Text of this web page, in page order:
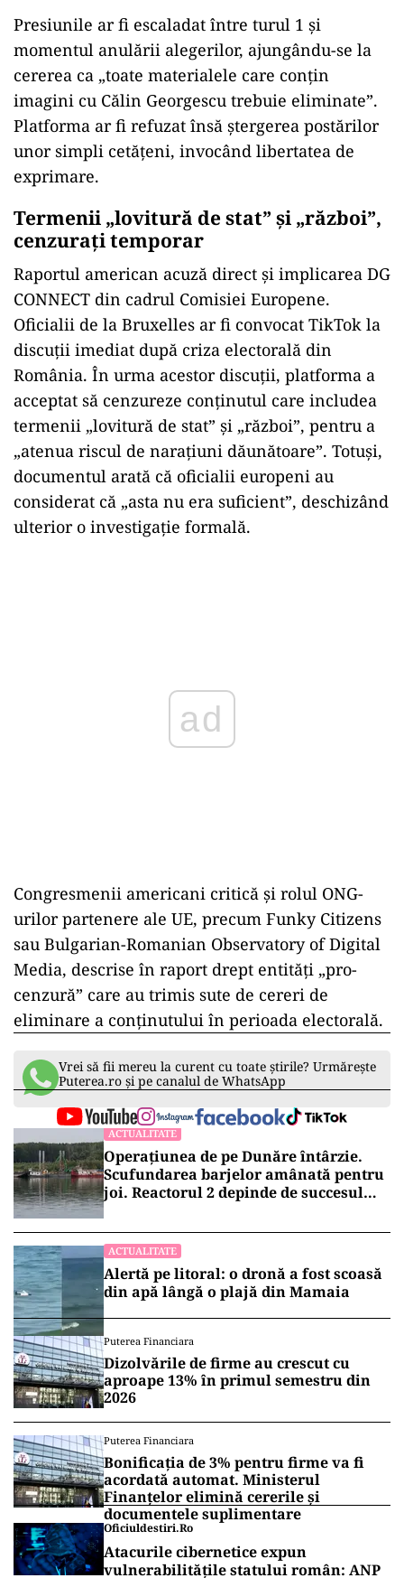
Presiunile ar fi escaladat între turul 1 și
momentul anulării alegerilor, ajungându-se la
cererea ca „toate materialele care conțin
imagini cu Călin Georgescu trebuie eliminate”.
Platforma ar fi refuzat însă ștergerea postărilor
unor simpli cetățeni, invocând libertatea de
exprimare.
Termenii „lovitură de stat” și „război”,
cenzurați temporar
Raportul american acuză direct și implicarea DG
CONNECT din cadrul Comisiei Europene.
Oficialii de la Bruxelles ar fi convocat TikTok la
discuții imediat după criza electorală din
România. În urma acestor discuții, platforma a
acceptat să cenzureze conținutul care includea
termenii „lovitură de stat” și „război”, pentru a
„atenua riscul de narațiuni dăunătoare”. Totuși,
documentul arată că oficialii europeni au
considerat că „asta nu era suficient”, deschizând
ulterior o investigație formală.
ad
Congresmenii americani critică și rolul ONG-
urilor partenere ale UE, precum Funky Citizens
sau Bulgarian-Romanian Observatory of Digital
Media, descrise în raport drept entități „pro-
cenzură” care au trimis sute de cereri de
eliminare a conținutului în perioada electorală.
Vrei să fii mereu la curent cu toate știrile? Urmărește
Puterea.ro și pe canalul de WhatsApp
ACTUALITATE
Operațiunea de pe Dunăre întârzie.
Scufundarea barjelor amânată pentru
joi. Reactorul 2 depinde de succesul
ACTUALITATE
Alertă pe litoral: o dronă a fost scoasă
din apă lângă o plajă din Mamaia
Puterea Financiara
Dizolvările de firme au crescut cu
aproape 13% în primul semestru din
2026
Puterea Financiara
Bonificația de 3% pentru firme va fi
acordată automat. Ministerul
Finanțelor elimină cererile și
documentele suplimentare
Oficiuldestiri.ro
Atacurile cibernetice expun
vulnerabilitățile statului român: ANP